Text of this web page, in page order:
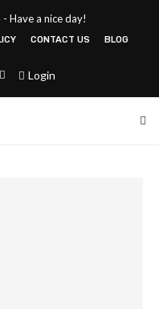
Have a nice day!
CONTACT US
BLOG
Login